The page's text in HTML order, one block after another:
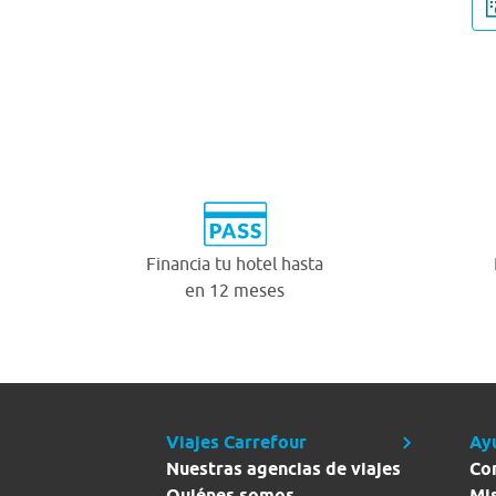
Financia tu hotel hasta
en 12 meses
Viajes Carrefour
Nuestras agencias de viajes